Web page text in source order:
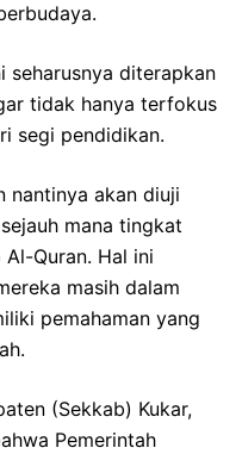
seharusnya diterapkan
tidak hanya terfokus
segi pendidikan.
nantinya akan diuji
mana tingkat
Quran. Hal ini
masih dalam
pemahaman yang
(Sekkab) Kukar,
Pemerintah